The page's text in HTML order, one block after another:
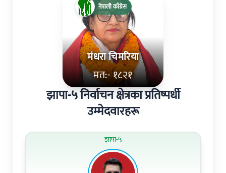
मंधरा चिमरिया
मत:- १८२१
नेपाली काँग्रेस
झापा-५ निर्वाचन क्षेत्रका प्रतिष्पर्धी
उम्मेदवारहरू
झापा-५